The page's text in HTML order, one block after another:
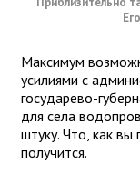
Максимум
усилиями с
государево-
для села
штуку. Что, как
получится.